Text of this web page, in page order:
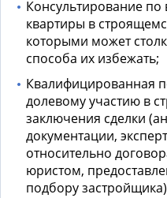
Консультирование
квартиры в
которыми может
способа их избежать;
Квалифицированная
долевому участию в
заключения сделки
документации,
относительно
юристом,
подбору